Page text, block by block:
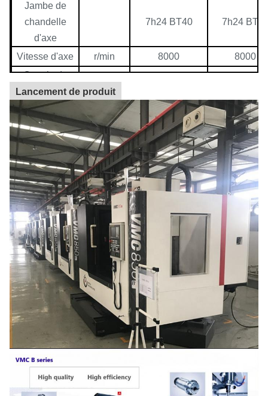
Jambe de
chandelle
d'axe
7h24 BT40 7h24
Vitesse d'axe r/min 8000
8000
Couple de
moteur
principal
Nanomètre
Puissance de
moteur
principal
kilowatt 11/15 7.5/11
Vitesse rapide
d'axe de X/Y/Z
m/min 32/32/30 32/32/32
Vitesse
d'alimentation
m/min 20 20
Forme de
magazine
d'outil
Bras mécanique Bras
Quantité d'outil PCs 24
Temps de
d'outil
2,5 2,5
Positionnement
de l'exactitude
millimètre 0.016/0.012/0.012
Exactitude de
Lancement de produit